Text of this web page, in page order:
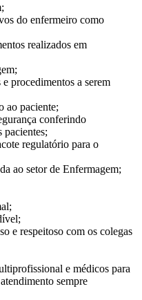
do enfermeiro como
realizados em
procedimentos a serem
ao paciente;
conferindo
pacientes;
regulatório para o
ao setor de Enfermagem;
e respeitoso com os colegas
e médicos para
sempre